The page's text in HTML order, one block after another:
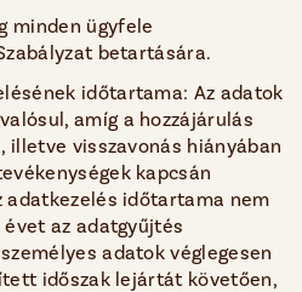
minden ügyfele
betartására.
időtartama: Az adatok
amíg a hozzájárulás
illetve visszavonás hiányában
kapcsán
adatkezelés időtartama nem
az adatgyűjtés
adatok véglegesen
időszak lejártát követően,